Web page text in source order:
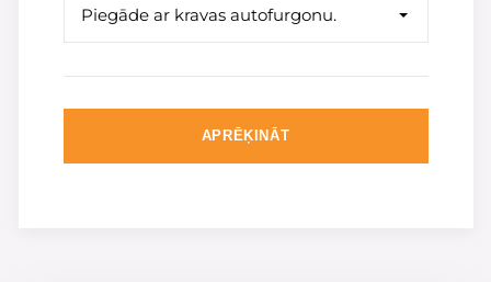
Piegāde ar kravas autofurgonu.
APRĒĶINĀT